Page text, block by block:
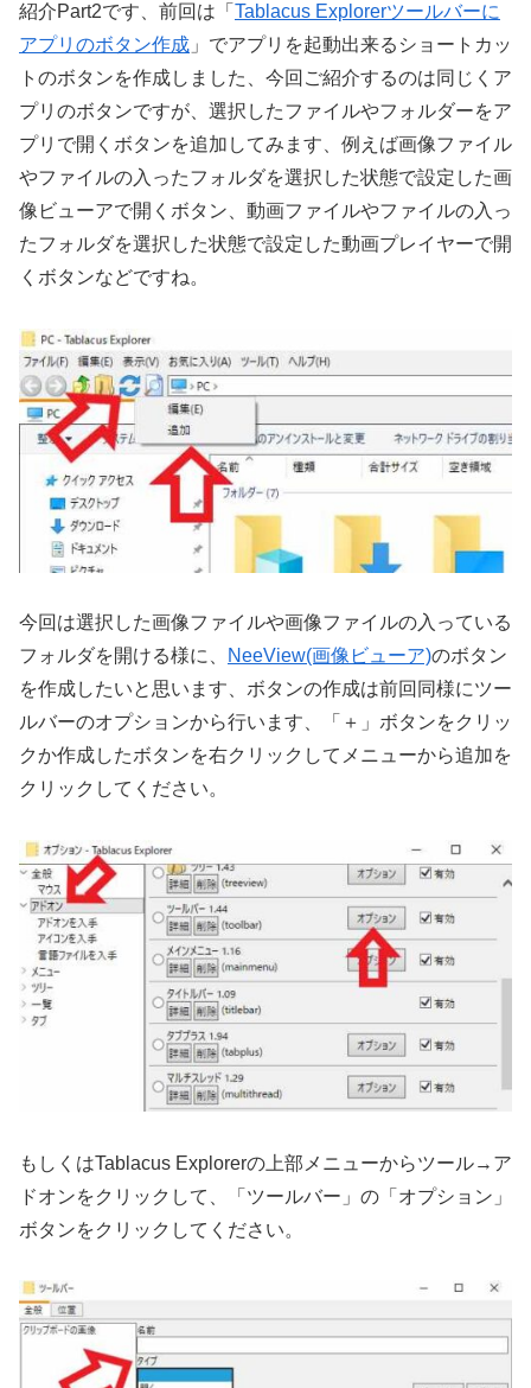
紹介Part2です、前回は「 Tablacus Explorerツールバーに
アプリのボタン作成 」でアプリを起動出来るショートカッ
トのボタンを作成しました、今回ご紹介するのは同じくア
プリのボタンですが、選択したファイルやフォルダーをア
プリで開くボタンを追加してみます、例えば画像ファイル
やファイルの入ったフォルダを選択した状態で設定した画
像ビューアで開くボタン、動画ファイルやファイルの入っ
たフォルダを選択した状態で設定した動画プレイヤーで開
くボタンなどですね。
今回は選択した画像ファイルや画像ファイルの入っている
フォルダを開ける様に、
NeeView(画像ビューア)のボタン
を作成したいと思います、ボタンの作成は前回同様にツー
ルバーのオプションから行います、「＋」ボタンをクリッ
クか作成したボタンを右クリックしてメニューから追加を
クリックしてください。
もしくはTablacus Explorerの上部メニューからツール→ア
ドオンをクリックして、「ツールバー」の「オプション」
ボタンをクリックしてください。